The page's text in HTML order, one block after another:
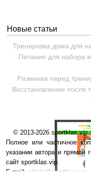
Новые статьи
Тренировка дома для
Питание для набора
Разминка перед
Восстановление после
© 2013-2026
Полное или частичное
указании автора и прямой
сайт sportklas.vip.
E-mail: admin@sportklas.vip